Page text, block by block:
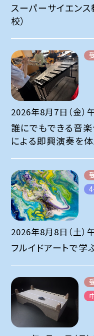
スーパーサイエン
校）
2026年8月7日（金
誰にでもできる音楽
による即興演奏を体
2026年8月8日（土
フルイドアートで学